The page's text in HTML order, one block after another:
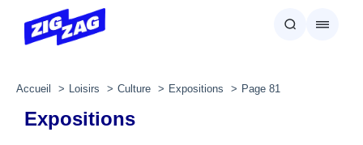
Accueil Loisirs Culture Expositions Page 81
Expositions